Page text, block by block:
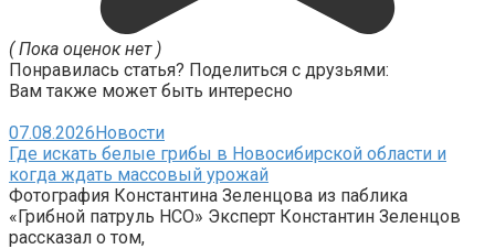
( Пока оценок нет )
Понравилась статья? Поделиться с друзьями:
Вам также может быть интересно
07.08.2026Новости
Где искать белые грибы в Новосибирской области и
когда ждать массовый урожай
Фотография Константина Зеленцова из паблика
«Грибной патруль НСО» Эксперт Константин Зеленцов
рассказал о том,